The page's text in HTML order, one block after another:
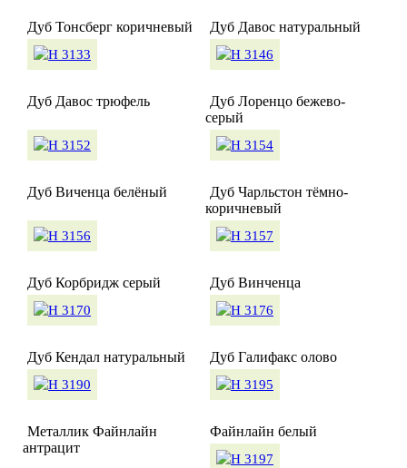
Дуб Тонсберг коричневый Дуб Давос натуральный
Дуб Давос трюфель
Дуб Лоренцо бежево-
серый
Дуб Виченца белёный
Дуб Чарльстон тёмно-
коричневый
Дуб Корбридж серый Дуб Винченца
Дуб Кендал натуральный Дуб Галифакс олово
Металлик Файнлайн
антрацит
Файнлайн белый